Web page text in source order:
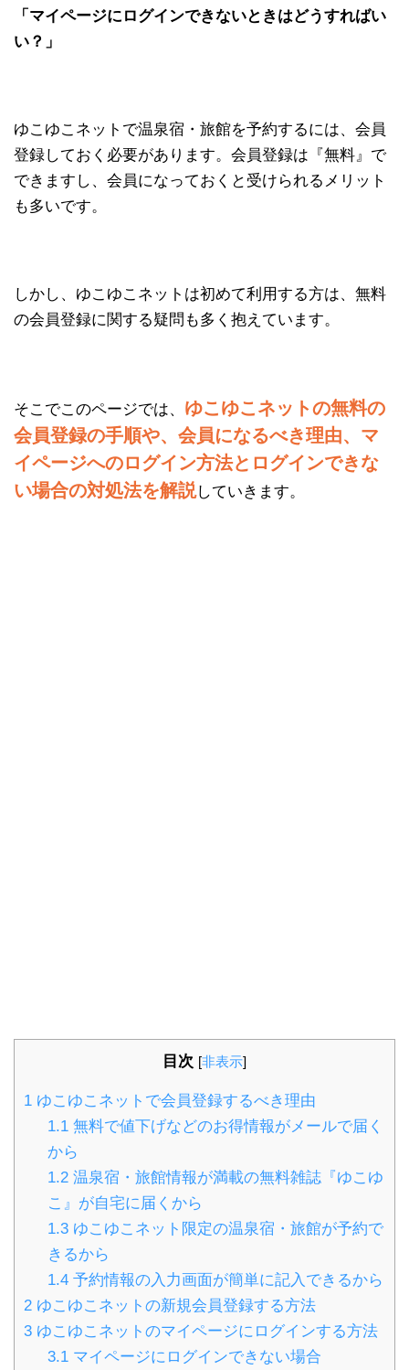
「マイページにログインできないときはどうすればい
い？」
ゆこゆこネットで温泉宿・旅館を予約するには、会員
登録しておく必要があります。会員登録は『無料』で
できますし、会員になっておくと受けられるメリット
も多いです。
しかし、ゆこゆこネットは初めて利用する方は、無料
の会員登録に関する疑問も多く抱えています。
そこでこのページでは、 ゆこゆこネットの無料の
会員登録の手順や、会員になるべき理由、マ
イページへのログイン方法とログインできな
い場合の対処法を解説していきます。
目次 [非表示]
1 ゆこゆこネットで会員登録するべき理由
1.1無料で値下げなどのお得情報がメールで届く
から
1.2温泉宿・旅館情報が満載の無料雑誌『ゆこゆ
こ』が自宅に届くから
1.3ゆこゆこネット限定の温泉宿・旅館が予約で
きるから
1.4予約情報の入力画面が簡単に記入できるから
2 ゆこゆこネットの新規会員登録する方法
3 ゆこゆこネットのマイページにログインする方法
3.1マイページにログインできない場合